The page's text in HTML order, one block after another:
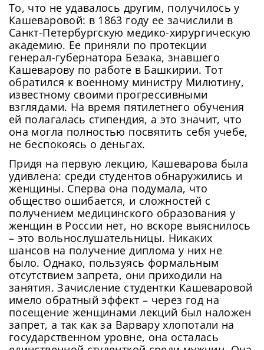
То, что не удавалось другим, получилось у
Кашеваровой: в 1863 году ее зачислили в
Санкт-Петербургскую медико-хирургическую
академию. Ее приняли по протекции
генерал-губернатора Безака, знавшего
Кашеварову по работе в Башкирии. Тот
обратился к военному министру Милютину,
известному своими прогрессивными
взглядами. На время пятилетнего обучения
ей полагалась стипендия, а это значит, что
она могла полностью посвятить себя учебе,
не беспокоясь о деньгах.
Придя на первую лекцию, Кашеварова была
удивлена: среди студентов обнаружились и
женщины. Сперва она подумала, что
общество ошибается, и сложностей с
получением медицинского образования у
женщин в России нет, но вскоре выяснилось
– это вольнослушательницы. Никаких
шансов на получение диплома у них не
было. Однако, пользуясь формальным
отсутствием запрета, они приходили на
занятия. Зачисление студентки Кашеваровой
имело обратный эффект – через год на
посещение женщинами лекций был наложен
запрет, а так как за Варвару хлопотали на
государственном уровне, она осталась